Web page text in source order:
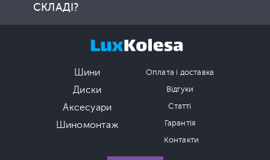
СКЛАДІ?
Шини
Диски
Аксесуари
Шиномонтаж
Оплата і доставка
Відгуки
Статті
Гарантія
Контакти